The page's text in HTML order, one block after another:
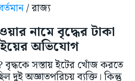
/ রাজ্য
নামে বৃদ্ধের টাকা
অভিযোগ
বৃদ্ধকে সস্তায় ইটের খোঁজ করতে
দুই অজ্ঞাতপরিচয় ব্যক্তি। কিন্তু